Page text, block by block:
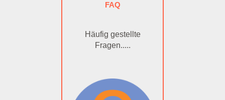
FAQ
Häufig gestellte
Fragen.....